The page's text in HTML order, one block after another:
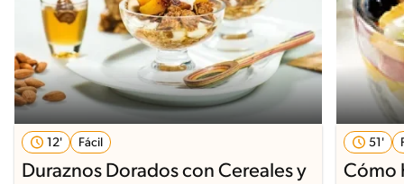
12' Fácil
Duraznos Dorados con Cereales y
51'
Cómo